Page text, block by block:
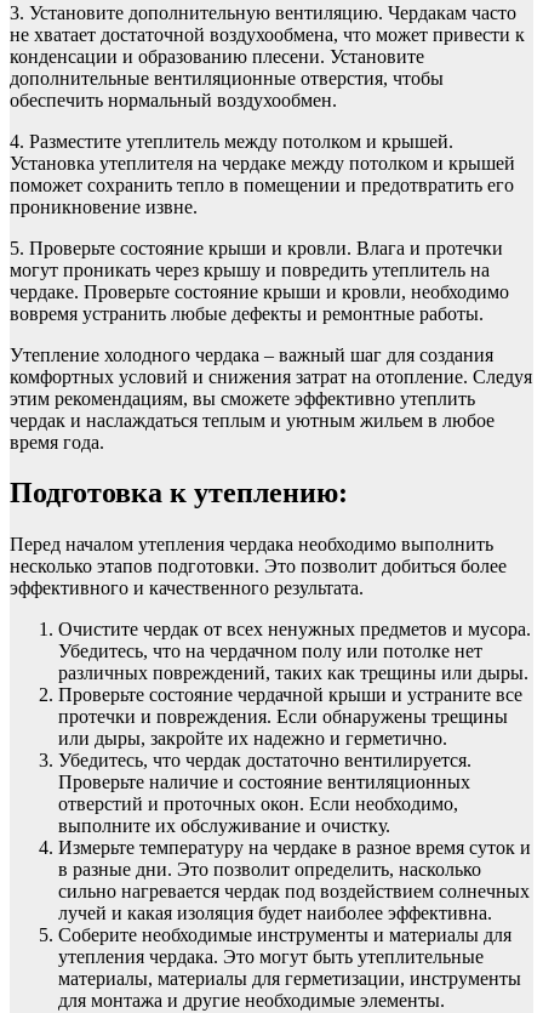
3. Установите дополнительную вентиляцию. Чердакам часто
не хватает достаточной воздухообмена, что может привести к
конденсации и образованию плесени. Установите
дополнительные вентиляционные отверстия, чтобы
обеспечить нормальный воздухообмен.
4. Разместите утеплитель между потолком и крышей.
Установка утеплителя на чердаке между потолком и крышей
поможет сохранить тепло в помещении и предотвратить его
проникновение извне.
5. Проверьте состояние крыши и кровли. Влага и протечки
могут проникать через крышу и повредить утеплитель на
чердаке. Проверьте состояние крыши и кровли, необходимо
вовремя устранить любые дефекты и ремонтные работы.
Утепление холодного чердака – важный шаг для создания
комфортных условий и снижения затрат на отопление. Следуя
этим рекомендациям, вы сможете эффективно утеплить
чердак и наслаждаться теплым и уютным жильем в любое
время года.
Подготовка к утеплению:
Перед началом утепления чердака необходимо выполнить
несколько этапов подготовки. Это позволит добиться более
эффективного и качественного результата.
Очистите чердак от всех ненужных предметов и мусора.
Убедитесь, что на чердачном полу или потолке нет
различных повреждений, таких как трещины или дыры.
Проверьте состояние чердачной крыши и устраните все
протечки и повреждения. Если обнаружены трещины
или дыры, закройте их надежно и герметично.
Убедитесь, что чердак достаточно вентилируется.
Проверьте наличие и состояние вентиляционных
отверстий и проточных окон. Если необходимо,
выполните их обслуживание и очистку.
Измерьте температуру на чердаке в разное время суток и
в разные дни. Это позволит определить, насколько
сильно нагревается чердак под воздействием солнечных
лучей и какая изоляция будет наиболее эффективна.
Соберите необходимые инструменты и материалы для
утепления чердака. Это могут быть утеплительные
материалы, материалы для герметизации, инструменты
для монтажа и другие необходимые элементы.